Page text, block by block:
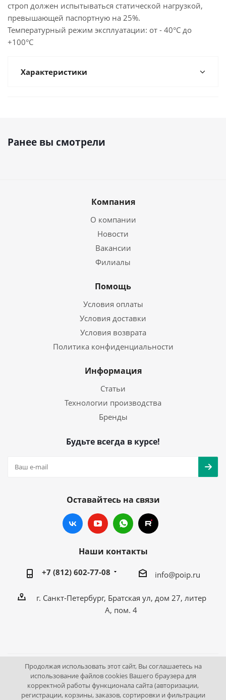
строп должен испытываться статической нагрузкой,
превышающей паспортную на 25%.
Температурный режим эксплуатации: от - 40°С до
+100°С
Характеристики
Ранее вы смотрели
Компания
О компании
Новости
Вакансии
Филиалы
Помощь
Условия оплаты
Условия доставки
Условия возврата
Политика конфиденциальности
Информация
Статьи
Технологии производства
Бренды
Будьте всегда в курсе!
Оставайтесь на связи
Наши контакты
+7 (812) 602-77-08 info@poip.ru
г. Санкт-Петербург, Братская ул, дом 27, литер
А, пом. 4
2009 - 2026 © Промышленное оборудование Интернет
портал.
Продолжая использовать этот сайт, Вы соглашаетесь на
использование файлов cookies Вашего браузера для
корректной работы функционала сайта (авторизации,
регистрации, корзины, заказов, сортировки и фильтрации